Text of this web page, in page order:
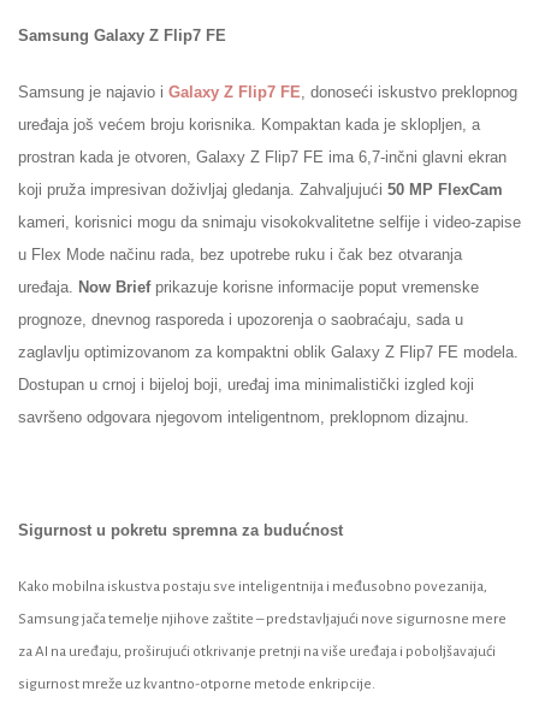
Samsung Galaxy Z Flip7 FE
Samsung je najavio i Galaxy Z Flip7 FE , donoseći iskustvo preklopnog
uređaja još većem broju korisnika. Kompaktan kada je sklopljen, a
prostran kada je otvoren, Galaxy Z Flip7 FE ima 6,7-inčni glavni ekran
koji pruža impresivan doživljaj gledanja. Zahvaljujući 50 MP FlexCam
kameri, korisnici mogu da snimaju visokokvalitetne selfije i video-zapise
u Flex Mode načinu rada, bez upotrebe ruku i čak bez otvaranja
uređaja. Now Briefprikazuje korisne informacije poput vremenske
prognoze, dnevnog rasporeda i upozorenja o saobraćaju, sada u
zaglavlju optimizovanom za kompaktni oblik Galaxy Z Flip7 FE modela.
Dostupan u crnoj i bijeloj boji, uređaj ima minimalistički izgled koji
savršeno odgovara njegovom inteligentnom, preklopnom dizajnu.
Sigurnost u pokretu spremna za budućnost
Kako mobilna iskustva postaju sve inteligentnija i međusobno povezanija,
Samsung jača temelje njihove zaštite – predstavljajući nove sigurnosne mere
za AI na uređaju, proširujući otkrivanje pretnji na više uređaja i poboljšavajući
sigurnost mreže uz kvantno-otporne metode enkripcije.